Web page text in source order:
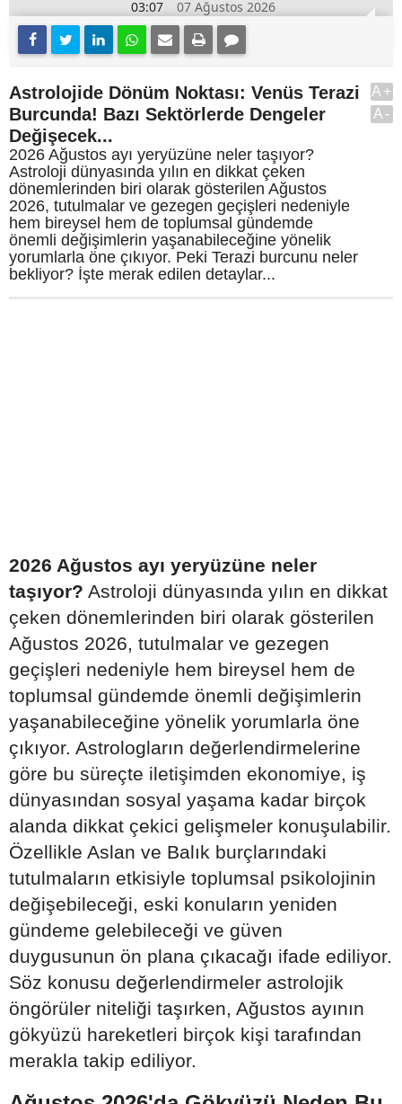
03:07 07 Ağustos 2026
Astrolojide Dönüm Noktası: Venüs Terazi
Burcunda! Bazı Sektörlerde Dengeler
Değişecek...
2026 Ağustos ayı yeryüzüne neler taşıyor?
Astroloji dünyasında yılın en dikkat çeken
dönemlerinden biri olarak gösterilen Ağustos
2026, tutulmalar ve gezegen geçişleri nedeniyle
hem bireysel hem de toplumsal gündemde
önemli değişimlerin yaşanabileceğine yönelik
yorumlarla öne çıkıyor. Peki Terazi burcunu neler
bekliyor? İşte merak edilen detaylar...
A+
A-
2026 Ağustos ayı yeryüzüne neler
taşıyor? Astroloji dünyasında yılın en dikkat
çeken dönemlerinden biri olarak gösterilen
Ağustos 2026, tutulmalar ve gezegen
geçişleri nedeniyle hem bireysel hem de
toplumsal gündemde önemli değişimlerin
yaşanabileceğine yönelik yorumlarla öne
çıkıyor. Astrologların değerlendirmelerine
göre bu süreçte iletişimden ekonomiye, iş
dünyasından sosyal yaşama kadar birçok
alanda dikkat çekici gelişmeler konuşulabilir.
Özellikle Aslan ve Balık burçlarındaki
tutulmaların etkisiyle toplumsal psikolojinin
değişebileceği, eski konuların yeniden
gündeme gelebileceği ve güven
duygusunun ön plana çıkacağı ifade ediliyor.
Söz konusu değerlendirmeler astrolojik
öngörüler niteliği taşırken, Ağustos ayının
gökyüzü hareketleri birçok kişi tarafından
merakla takip ediliyor.